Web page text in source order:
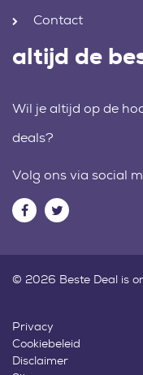
Contact
altijd de
Wil je altijd op de
deals?
Volg ons via social
© 2026 Beste Deal is
Privacy
Cookiebeleid
Disclaimer